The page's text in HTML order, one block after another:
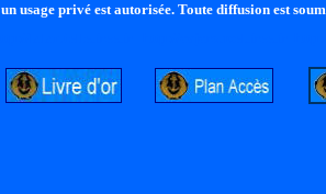
usage privé est autorisée. Toute diffusion est